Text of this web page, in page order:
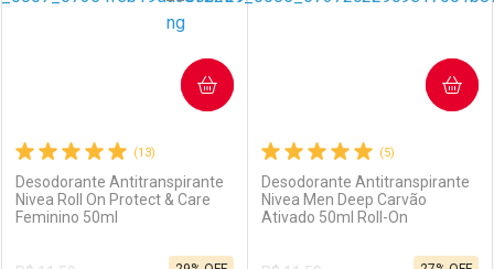
(13)
Desodorante Antitranspirante
Nivea Roll On Protect & Care
Feminino 50ml
COMPRAR
(5)
Desodorante Antitranspirante
Nivea Men Deep Carvão
Ativado 50ml Roll-On
COMPRAR